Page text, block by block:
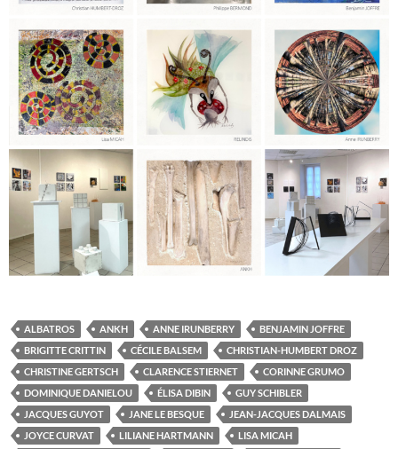
ALBATROS ANKH ANNE IRUNBERRY
BENJAMIN JOFFRE
BRIGITTE CRITTIN
CÉCILE BALSEM
CHRISTIAN-HUMBERT DROZ
CHRISTINE GERTSCH
CLARENCE STIERNET
CORINNE GRUMO
DOMINIQUE DANIELOU
ÉLISA DIBIN
GUY SCHIBLER
JACQUES GUYOT
JANE LE BESQUE
JEAN-JACQUES DALMAIS
JOYCE CURVAT
LILIANE HARTMANN
LISA MICAH